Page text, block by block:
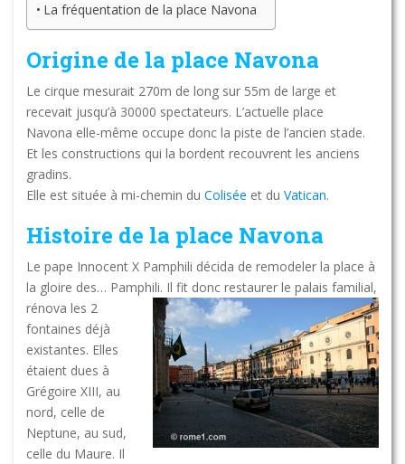
La fréquentation de la place Navona
Origine de la place Navona
Le cirque mesurait 270m de long sur 55m de large et
recevait jusqu’à 30000 spectateurs. L’actuelle place
Navona elle-même occupe donc la piste de l’ancien stade.
Et les constructions qui la bordent recouvrent les anciens
gradins.
Elle est située à mi-chemin du Colisée et du Vatican.
Histoire de la place Navona
Le pape Innocent X Pamphili décida de remodeler la place à
la gloire des… Pamphili. Il fit donc restaurer le palais familial,
rénova les 2
fontaines déjà
existantes. Elles
étaient dues à
Grégoire XIII, au
nord, celle de
Neptune, au sud,
celle du Maure. Il